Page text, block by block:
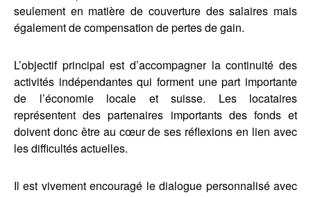
seulement en matière de couverture des salaires mais
également de compensation de pertes de gain.
L’objectif principal est d’accompagner la continuité des
activités indépendantes qui forment une part importante
de l’économie locale et suisse. Les locataires
représentent des partenaires importants des fonds et
doivent donc être au cœur de ses réflexions en lien avec
les difficultés actuelles.
Il est vivement encouragé le dialogue personnalisé avec